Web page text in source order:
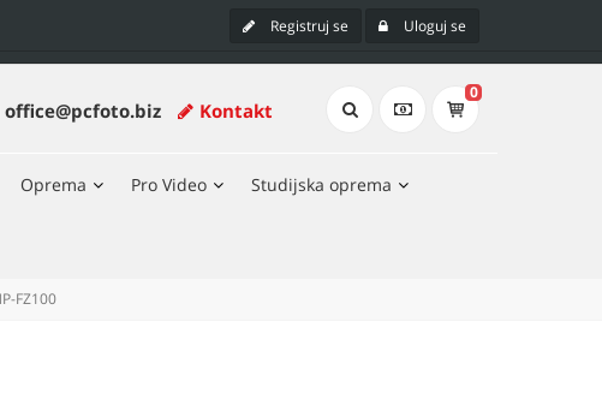
Registruj se Uloguj se
office@pcfoto.biz Kontakt
0
Oprema Pro Video Studijska oprema
FZ100